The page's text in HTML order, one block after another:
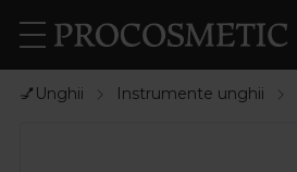
💅Unghii Instrumente unghii